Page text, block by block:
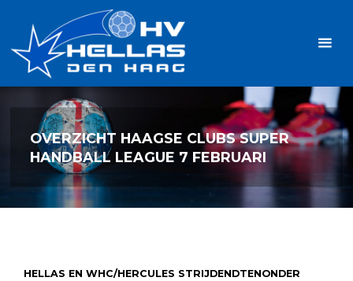
inhoud
OVERZICHT HAAGSE CLUBS SUPER
HANDBALL LEAGUE 7 FEBRUARI
HELLAS EN WHC/HERCULES STRIJDENDTENONDER